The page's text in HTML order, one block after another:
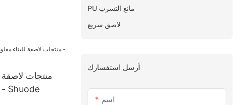
منتجات لاصقة
للماء بالجملة - Shuode
PU مانع التسرب
لاصق سريع
أرسل استفسارك
اسم